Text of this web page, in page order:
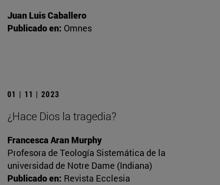
Juan Luis Caballero
Publicado en: Omnes
01 | 11 | 2023
¿Hace Dios la tragedia?
Francesca Aran Murphy
Profesora de Teología Sistemática de la
universidad de Notre Dame (Indiana)
Publicado en: Revista Ecclesia